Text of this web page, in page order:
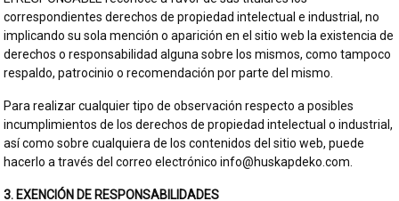
correspondientes derechos de propiedad intelectual e industrial, no
implicando su sola mención o aparición en el sitio web la existencia de
derechos o responsabilidad alguna sobre los mismos, como tampoco
respaldo, patrocinio o recomendación por parte del mismo.
Para realizar cualquier tipo de observación respecto a posibles
incumplimientos de los derechos de propiedad intelectual o industrial,
así como sobre cualquiera de los contenidos del sitio web, puede
hacerlo a través del correo electrónico info@huskapdeko.com.
3. EXENCIÓN DE RESPONSABILIDADES